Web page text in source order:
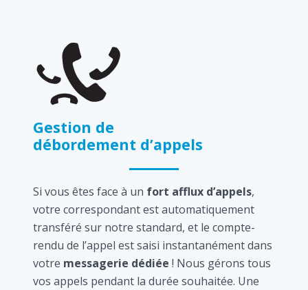
Gestion de
débordement d’appels
Si vous êtes face à un fort afflux d’appels,
votre correspondant est automatiquement
transféré sur notre standard, et le compte-
rendu de l’appel est saisi instantanément dans
votre messagerie dédiée ! Nous gérons tous
vos appels pendant la durée souhaitée. Une